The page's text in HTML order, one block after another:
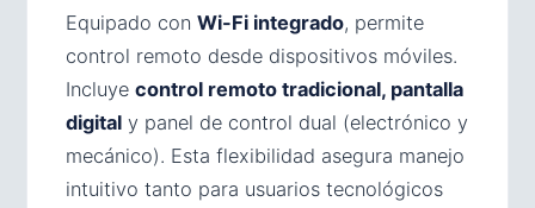
Equipado con Wi-Fi integrado, permite
control remoto desde dispositivos móviles.
Incluye control remoto tradicional, pantalla
digital y panel de control dual (electrónico y
mecánico). Esta flexibilidad asegura manejo
intuitivo tanto para usuarios tecnológicos